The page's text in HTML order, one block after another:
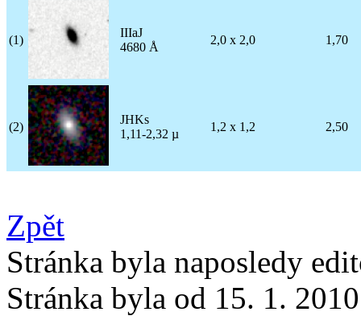
(1)
IIIaJ
4680 Å
2,0 x 2,0 1,70
(2)
JHKs
1,11-2,32 µ
1,2 x 1,2 2,50
Zpět
Stránka byla naposledy
Stránka byla od 15. 1.